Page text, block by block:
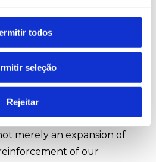
todos
seleção
Rejeitar
project
decades working
industry, Ruy de
in depth. We are
evolution of the
merely an expansion of
of our